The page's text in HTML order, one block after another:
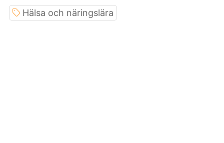
Hälsa och näringslära